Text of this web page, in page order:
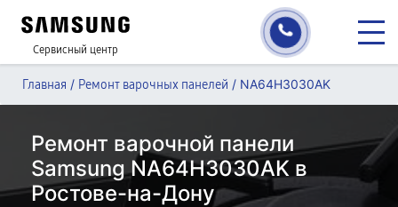
Сервисный центр
Главная / Ремонт варочных панелей / NA64H3030AK
Ремонт варочной панели
Samsung NA64H3030AK в
Ростове-на-Дону